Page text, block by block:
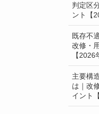
判定区
ント【
既存不
改修・
【2026
主要構
は｜改
イント